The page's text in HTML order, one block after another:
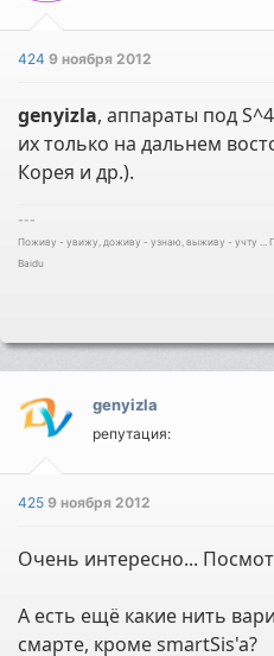
4249 ноября 2012
genyizla, аппараты под
их только на дальнем
Корея и др.).
---
Поживу - увижу, доживу - узнаю, выживу - учту ...
Baidu
genyizla
репутация:
4259 ноября 2012
Очень интересно...
А есть ещё какие нить
смарте, кроме smartSis'a?